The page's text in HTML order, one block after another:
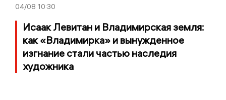
04/08 10:30
Исаак Левитан и Владимирская земля:
как «Владимирка» и вынужденное
изгнание стали частью наследия
художника